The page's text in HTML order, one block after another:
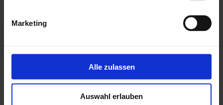
Marketing
Alle zulassen
Auswahl erlauben
Detail ansehen
17
% UVP